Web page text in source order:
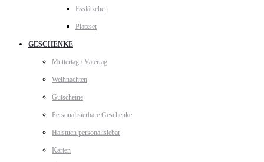
Esslätzchen
Platzset
GESCHENKE
Muttertag / Vatertag
Weihnachten
Gutscheine
Personalisierbare Geschenke
Halstuch personalisiebar
Karten